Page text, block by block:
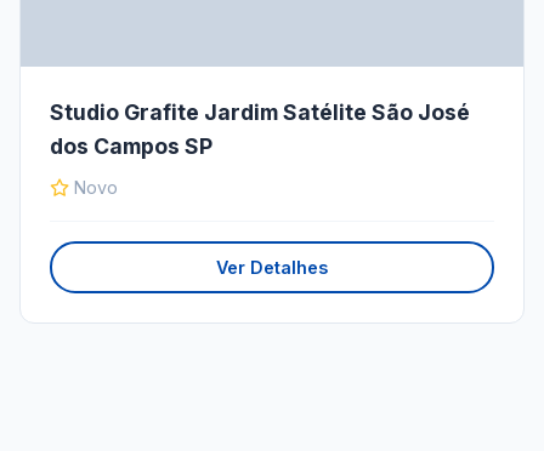
Studio Grafite Jardim Satélite São José
dos Campos SP
Novo
Ver Detalhes